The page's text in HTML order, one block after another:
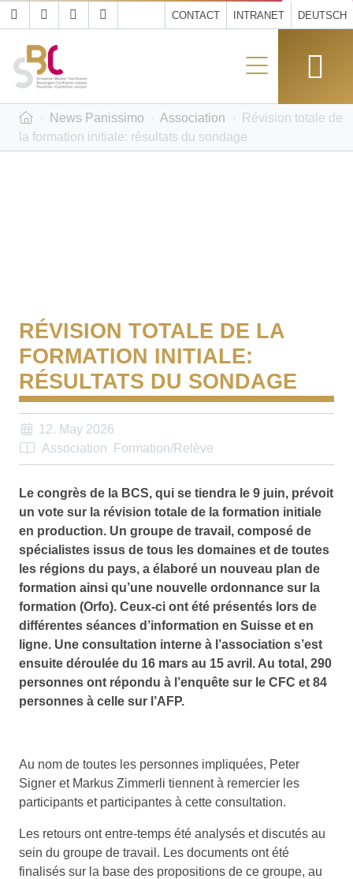
CONTACT INTRANET DEUTSCH
News Panissimo Association
Révision totale de
la formation initiale: résultats du sondage
RÉVISION TOTALE DE LA
FORMATION INITIALE:
RÉSULTATS DU SONDAGE
12. May 2026
Association
Formation/Relève
Le congrès de la BCS, qui se tiendra le 9 juin, prévoit
un vote sur la révision totale de la formation initiale
en production. Un groupe de travail, composé de
spécialistes issus de tous les domaines et de toutes
les régions du pays, a élaboré un nouveau plan de
formation ainsi qu’une nouvelle ordonnance sur la
formation (Orfo). Ceux-ci ont été présentés lors de
différentes séances d’information en Suisse et en
ligne. Une consultation interne à l’association s’est
ensuite déroulée du 16 mars au 15 avril. Au total, 290
personnes ont répondu à l’enquête sur le CFC et 84
personnes à celle sur l’AFP.
Au nom de toutes les personnes impliquées, Peter
Signer et Markus Zimmerli tiennent à remercier les
participants et participantes à cette consultation.
Les retours ont entre-temps été analysés et discutés au
sein du groupe de travail. Les documents ont été
finalisés sur la base des propositions de ce groupe, au